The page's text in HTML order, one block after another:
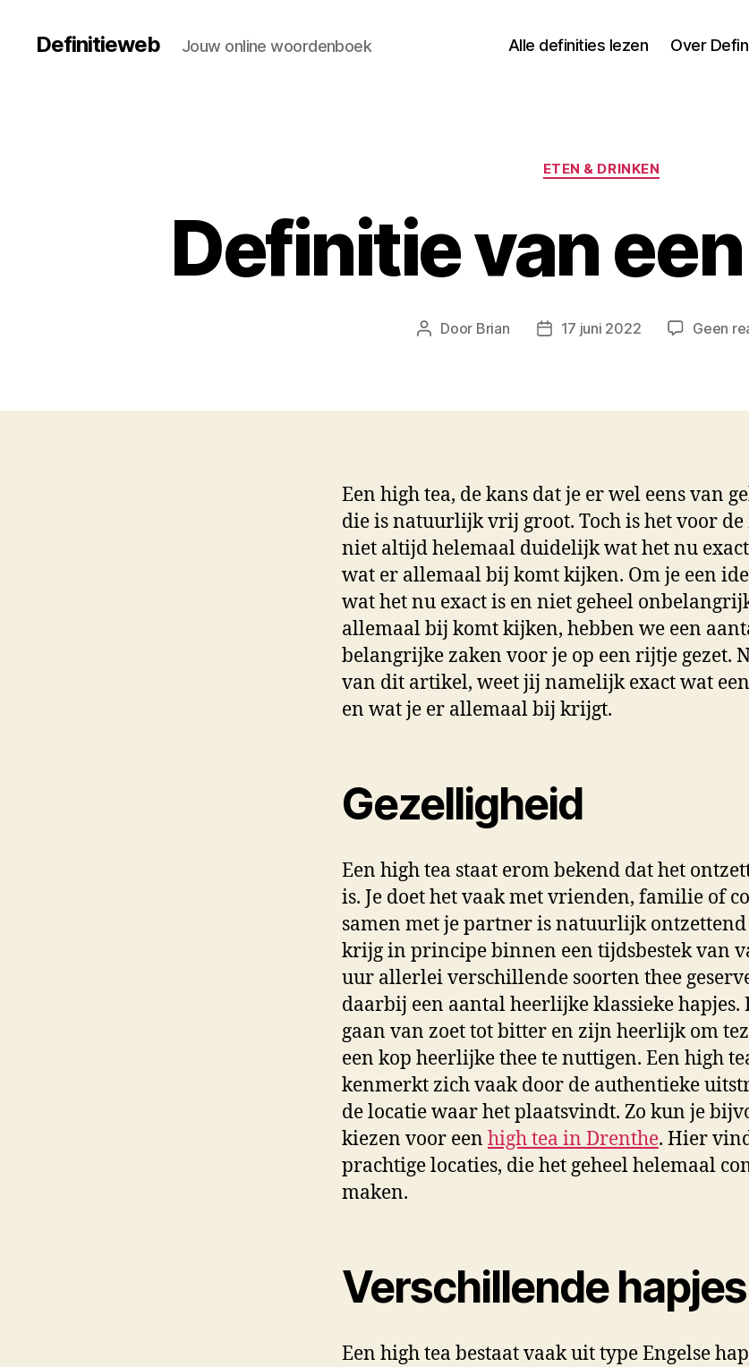
Definitieweb Jouw online woordenboek Alle definities lezen Over
Categorieën
ETEN & DRINKEN
Definitie van
Berichtauteur
Door Brian Berichtdatum
17 juni 2022 Geen
Een high tea, de kans dat je er wel eens van
die is natuurlijk vrij groot. Toch is het voor de
niet altijd helemaal duidelijk wat het nu
wat er allemaal bij komt kijken. Om je een
wat het nu exact is en niet geheel
allemaal bij komt kijken, hebben we een
belangrijke zaken voor je op een rijtje gezet.
van dit artikel, weet jij namelijk exact wat
en wat je er allemaal bij krijgt.
Gezelligheid
Een high tea staat erom bekend dat het
is. Je doet het vaak met vrienden, familie of
samen met je partner is natuurlijk ontzettend
krijg in principe binnen een tijdsbestek van
uur allerlei verschillende soorten thee
daarbij een aantal heerlijke klassieke hapjes.
gaan van zoet tot bitter en zijn heerlijk om
een kop heerlijke thee te nuttigen. Een high
kenmerkt zich vaak door de authentieke
de locatie waar het plaatsvindt. Zo kun je
kiezen voor een high tea in Drenthe. Hier
prachtige locaties, die het geheel helemaal
maken.
Verschillende hapjes
Een high tea bestaat vaak uit type Engelse